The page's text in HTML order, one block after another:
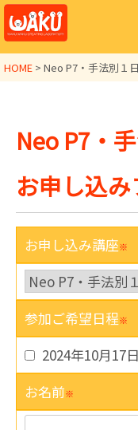
HOME > Neo P7・手法別１
Neo P7・
お申し込
お申し込み講座※
参加ご希望日程※
2024年10月17
お名前※